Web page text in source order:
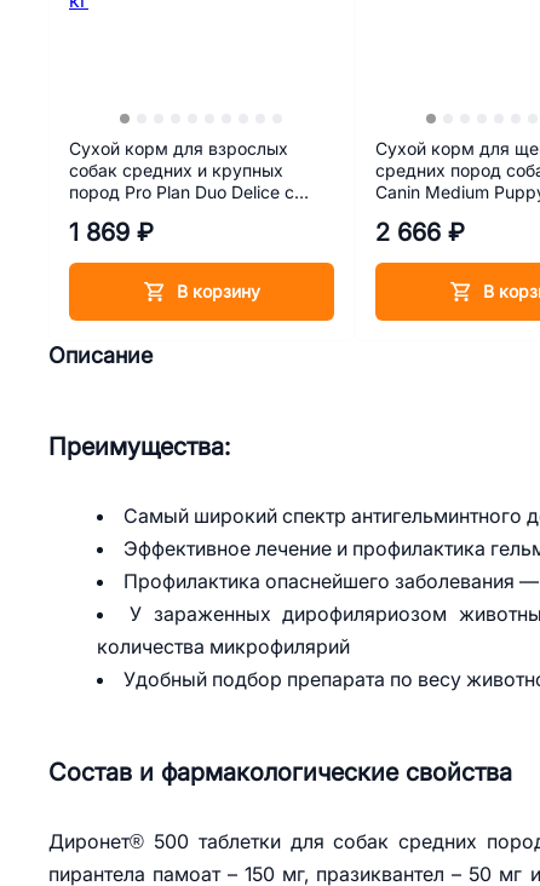
Описание
Преимущества:
Самый широкий спектр антигельминтного
Эффективное лечение и профилактика
Профилактика опаснейшего заболевания
У зараженных дирофиляриозом
количества микрофилярий
Удобный подбор препарата по весу
Состав и фармакологические свойства
Диронет® 500 таблетки для собак средних
пирантела памоат – 150 мг, празиквантел – 50
Сухой корм для взрослых
собак средних и крупных
пород Pro Plan Duo Delice с
1 869 ₽
В корзину
Сухой корм для
средних пород
Canin Medium
2 666 ₽
В